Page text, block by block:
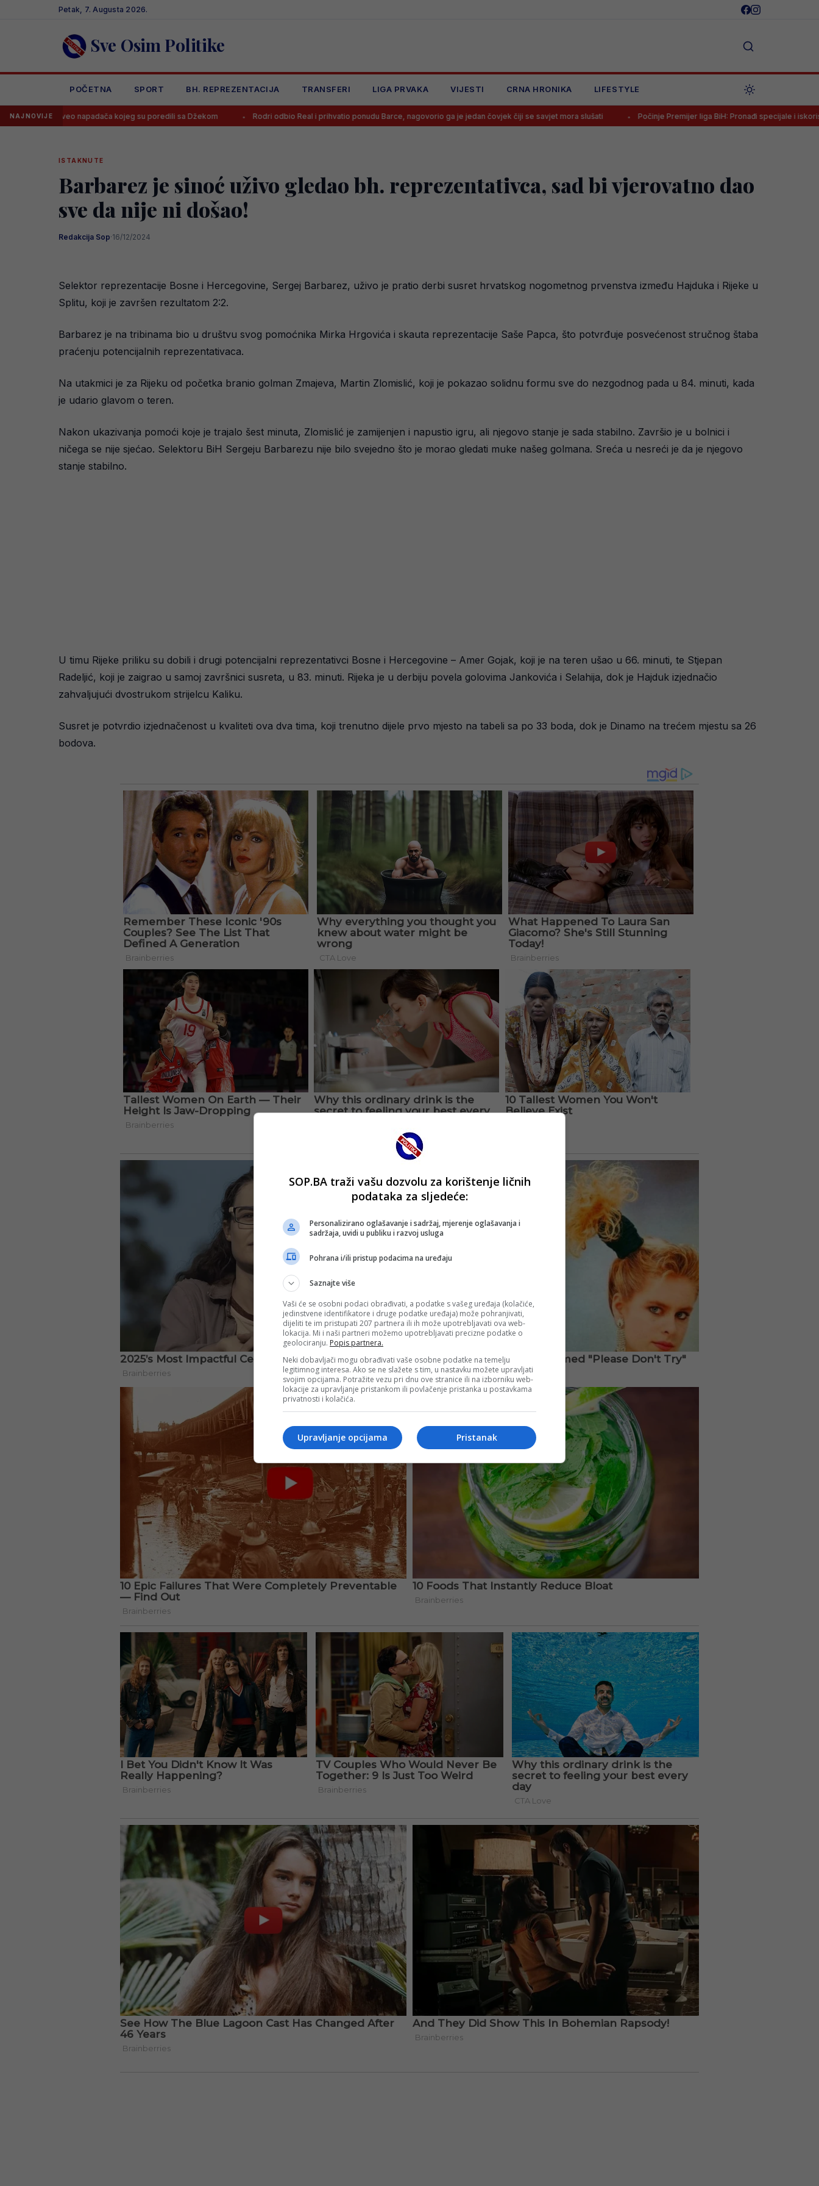
Petak, 7. Augusta 2026.
Sve Osim Politike
POČETNA SPORT BH. REPREZENTACIJA TRANSFERI LIGA PRVAKA VIJESTI CRNA HRONIKA LIFESTYLE
NAJNOVIJE
napadača kojeg su poredili sa Džekom Rodri odbio Real i prihvatio ponudu Barce, nagovorio ga je jedan čovjek čiji se savjet mora slušati Počinje Premijer liga BiH: Pronađi specijale i iskoristi jedinstvenu
ISTAKNUTE
Barbarez je sinoć uživo gledao bh. reprezentativca, sad bi vjerovatno dao
sve da nije ni došao!
Redakcija Sop·16/12/2024
Selektor reprezentacije Bosne i Hercegovine, Sergej Barbarez, uživo je pratio derbi susret hrvatskog nogometnog prvenstva između Hajduka i Rijeke u
Splitu, koji je završen rezultatom 2:2.
Barbarez je na tribinama bio u društvu svog pomoćnika Mirka Hrgovića i skauta reprezentacije Saše Papca, što potvrđuje posvećenost stručnog štaba
praćenju potencijalnih reprezentativaca.
Na utakmici je za Rijeku od početka branio golman Zmajeva, Martin Zlomislić, koji je pokazao solidnu formu sve do nezgodnog pada u 84. minuti, kada
je udario glavom o teren.
Nakon ukazivanja pomoći koje je trajalo šest minuta, Zlomislić je zamijenjen i napustio igru, ali njegovo stanje je sada stabilno. Završio je u bolnici i
ničega se nije sjećao. Selektoru BiH Sergeju Barbarezu nije bilo svejedno što je morao gledati muke našeg golmana. Sreća u nesreći je da je njegovo
stanje stabilno.
U timu Rijeke priliku su dobili i drugi potencijalni reprezentativci Bosne i Hercegovine – Amer Gojak, koji je na teren ušao u 66. minuti, te Stjepan
Radeljić, koji je zaigrao u samoj završnici susreta, u 83. minuti. Rijeka je u derbiju povela golovima Jankovića i Selahija, dok je Hajduk izjednačio
zahvaljujući dvostrukom strijelcu Kaliku.
Susret je potvrdio izjednačenost u kvaliteti ova dva tima, koji trenutno dijele prvo mjesto na tabeli sa po 33 boda, dok je Dinamo na trećem mjestu sa 26
bodova.
SOP.BA traži vašu dozvolu za korištenje ličnih
podataka za sljedeće:
Personalizirano oglašavanje i sadržaj, mjerenje oglašavanja i
sadržaja, uvidi u publiku i razvoj usluga
Pohrana i/ili pristup podacima na uređaju
Saznajte više
Vaši će se osobni podaci obrađivati, a podatke s vašeg uređaja (kolačiće,
jedinstvene identifikatore i druge podatke uređaja) može pohranjivati,
dijeliti te im pristupati 207 partnera ili ih može upotrebljavati ova web-
lokacija. Mi i naši partneri možemo upotrebljavati precizne podatke o
geolociranju. Popis partnera.
Neki dobavljači mogu obrađivati vaše osobne podatke na temelju
legitimnog interesa. Ako se ne slažete s tim, u nastavku možete upravljati
svojim opcijama. Potražite vezu pri dnu ove stranice ili na izborniku web-
lokacije za upravljanje pristankom ili povlačenje pristanka u postavkama
privatnosti i kolačića.
Pristanak
Upravljanje opcijama